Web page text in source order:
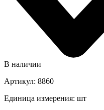
В наличии
Артикул: 8860
Единица измерения: шт